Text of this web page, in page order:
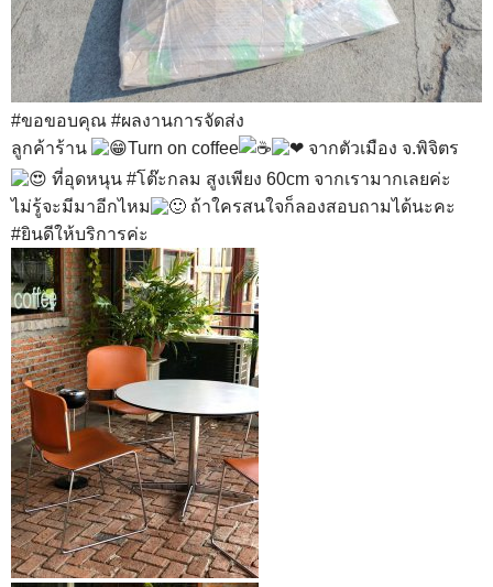
#ขอขอบคุณ #ผลงานการจัดส่ง
ลูกค้าร้าน
Turn on coffee
จากตัวเมือง จ.พิจิตร
ที่อุดหนุน #โต๊ะกลม สูงเพียง 60cm จากเรามากเลยค่ะ
ไม่รู้จะมีมาอีกไหม
ถ้าใครสนใจก็ลองสอบถามได้นะคะ
#ยินดีให้บริการค่ะ